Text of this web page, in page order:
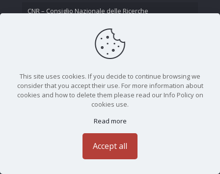
CNR – Consiglio Nazionale delle Ricerche
This site uses cookies. If you decide to continue browsing we
consider that you accept their use. For more information about
cookies and how to delete them please read our Info Policy on
cookies use.
Read more
Accept all